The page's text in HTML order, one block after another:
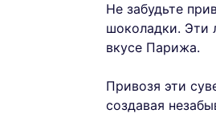
Не забудьте
шоколадки. Эти
вкусе Парижа.
Привозя эти
создавая